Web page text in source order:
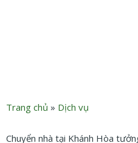
Trang chủ » Dịch vụ
Chuyển nhà tại Khánh Hòa